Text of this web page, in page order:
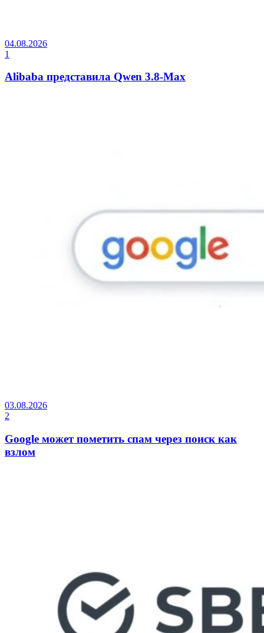
04.08.2026
1
Alibaba представила Qwen 3.8-Max
03.08.2026
2
Google может пометить спам через поиск как
взлом